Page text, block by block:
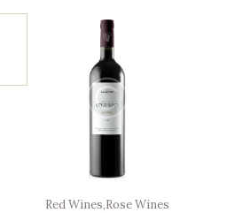
Red Wines,Rose Wines